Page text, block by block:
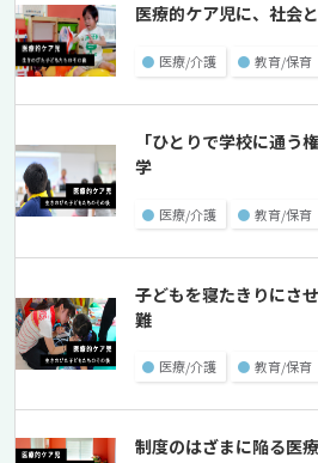
医療的ケア児に、社会
● 医療/介護 ● 教育/保育
「ひとりで学校に通う
学
● 医療/介護 ● 教育/保育
子どもを寝たきりにさ
難
● 医療/介護 ● 教育/保育
制度のはざまに陥る医